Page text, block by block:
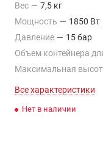
Вес — 7,5 кг
Мощность — 1850 Вт
Давление — 15 бар
Объем контейнера
Максимальная
Все характеристики
Нет в наличии